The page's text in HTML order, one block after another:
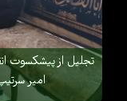
تجلیل از پیشکسوت
امیر